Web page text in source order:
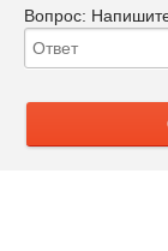
Вопрос: